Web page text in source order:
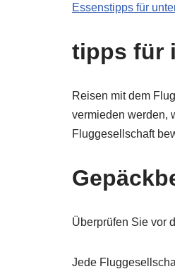
Essenstipps für
tipps für
Reisen mit dem
vermieden werden,
Fluggesellschaft
Überprüfen Sie vor
Jede